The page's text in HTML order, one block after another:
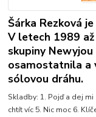
Šárka Rezková
V letech 1989
skupiny
osamostatnila a
sólovou dráhu.
Skladby: 1. Pojď a dej
chtít víc 5. Nic moc 6.